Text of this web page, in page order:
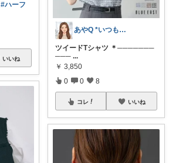
#ハーフ
いいね
あやQ *いつもありがとうございます*
ツイードTシャツ ＊───────
─── ...
￥ 3,850
0 0 8
コレ いいね